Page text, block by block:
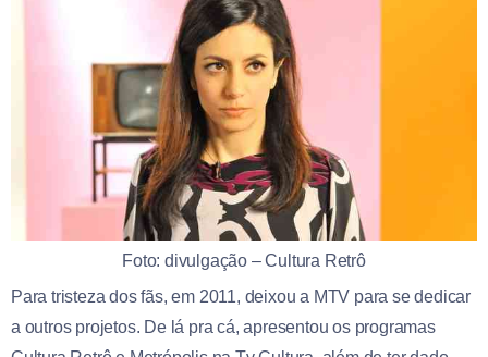
Foto: divulgação – Cultura Retrô
Para tristeza dos fãs, em 2011, deixou a MTV para se dedicar
a outros projetos. De lá pra cá, apresentou os programas